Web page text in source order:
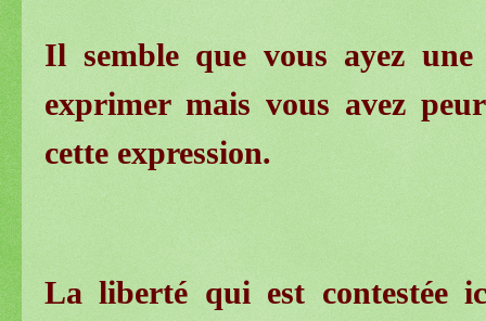
Il semble que vous ayez une
exprimer mais vous avez
cette expression.
La liberté qui est contestée